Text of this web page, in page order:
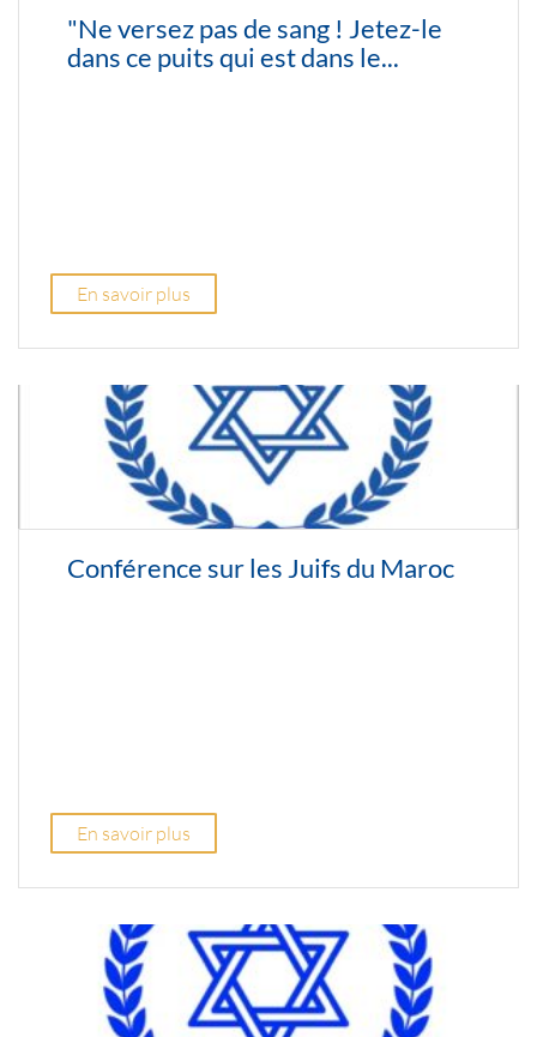
"Ne versez pas de sang ! Jetez-le
dans ce puits qui est dans le...
En savoir plus
Conférence sur les Juifs du Maroc
En savoir plus